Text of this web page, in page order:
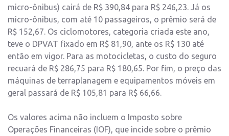
micro-ônibus) cairá de R$ 390,84 para R$ 246,23. Já os
micro-ônibus, com até 10 passageiros, o prêmio será de
R$ 152,67. Os ciclomotores, categoria criada este ano,
teve o DPVAT fixado em R$ 81,90, ante os R$ 130 até
então em vigor. Para as motocicletas, o custo do seguro
recuará de R$ 286,75 para R$ 180,65. Por fim, o preço das
máquinas de terraplanagem e equipamentos móveis em
geral passará de R$ 105,81 para R$ 66,66.
Os valores acima não incluem o Imposto sobre
Operações Financeiras (IOF), que incide sobre o prêmio